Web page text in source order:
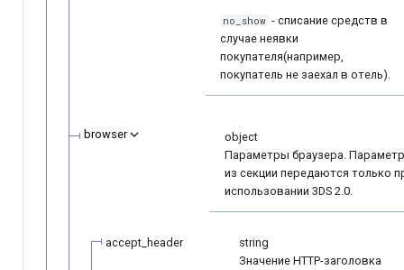
no_show - списание средств в
случае неявки
покупателя(например,
покупатель не заехал в отель).
browser
object
Параметры браузера.
из секции передаются только
использовании 3DS 2.0.
accept_header
string
Значение HTTP-заголовка